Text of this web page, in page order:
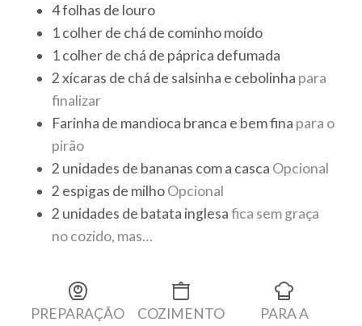
4folhas de louro
1colher de chá de cominho moído
1colher de chá de páprica defumada
2 xícaras de chá de salsinha e cebolinha para
finalizar
Farinha de mandioca branca e bem fina para o
pirão
2 unidades de bananas com a casca Opcional
2 espigas de milhoOpcional
2 unidades de batata inglesa fica sem graça
no cozido, mas…
PREPARAÇÃO
COZIMENTO
Finalização
PARA A